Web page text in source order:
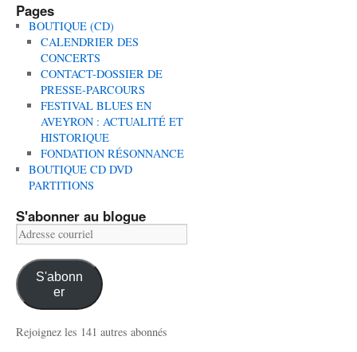
Pages
BOUTIQUE (CD)
CALENDRIER DES
CONCERTS
CONTACT-DOSSIER DE
PRESSE-PARCOURS
FESTIVAL BLUES EN
AVEYRON : ACTUALITÉ ET
HISTORIQUE
FONDATION RÉSONNANCE
BOUTIQUE CD DVD
PARTITIONS
S'abonner au blogue
Adresse
courriel
S'abonn
er
Rejoignez les 141 autres abonnés